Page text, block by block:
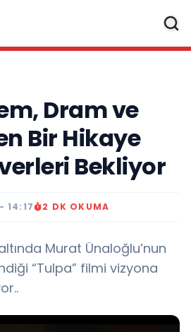
Dram ve
Bir Hikaye
Bekliyor
14:17 2 DK OKUMA
Murat Ünaloğlu’nun
“Tulpa” filmi vizyona